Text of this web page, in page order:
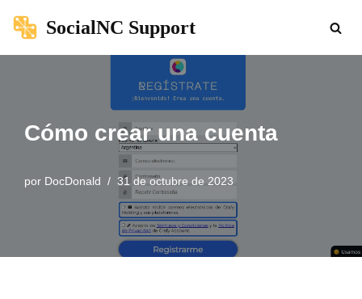
SocialNC Support
Cómo crear una cuenta
por DocDonald 31 de octubre de 2023